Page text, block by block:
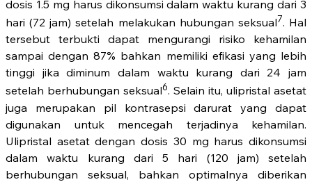
dosis 1.5 mg harus dikonsumsi dalam waktu kurang dari 3
hari (72 jam) setelah melakukan hubungan seksual7. Hal
tersebut terbukti dapat mengurangi risiko kehamilan
sampai dengan 87% bahkan memiliki efikasi yang lebih
tinggi jika diminum dalam waktu kurang dari 24 jam
setelah berhubungan seksual6. Selain itu, ulipristal asetat
juga merupakan pil kontrasepsi darurat yang dapat
digunakan untuk mencegah terjadinya kehamilan.
Ulipristal asetat dengan dosis 30 mg harus dikonsumsi
dalam waktu kurang dari 5 hari (120 jam) setelah
berhubungan seksual, bahkan optimalnya diberikan